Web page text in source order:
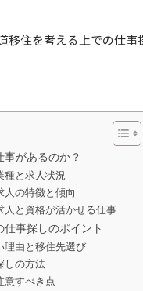
移住を考える上での仕
があるのか？
種と求人状況
人の特徴と傾向
人と資格が活かせる仕事
事探しのポイント
理由と移住先選び
しの方法
意すべき点